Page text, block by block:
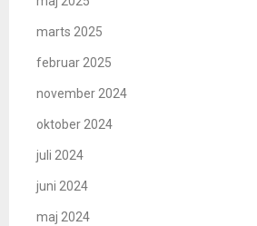
marts 2025
februar 2025
november 2024
oktober 2024
juli 2024
juni 2024
maj 2024